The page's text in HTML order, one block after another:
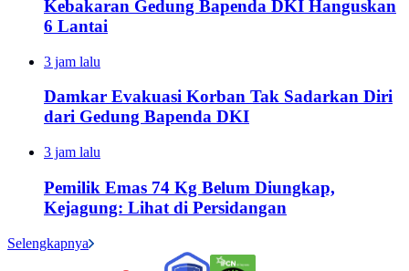
Kebakaran Gedung Bapenda DKI Hanguskan
6 Lantai
3 jam lalu
Damkar Evakuasi Korban Tak Sadarkan Diri
dari Gedung Bapenda DKI
3 jam lalu
Pemilik Emas 74 Kg Belum Diungkap,
Kejagung: Lihat di Persidangan
Selengkapnya